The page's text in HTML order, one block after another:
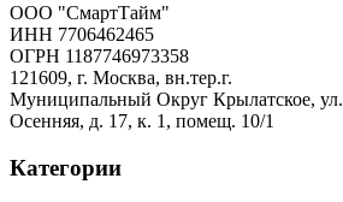
ООО "СмартТайм"
ИНН 7706462465
ОГРН 1187746973358
121609, г. Москва, вн.тер.г.
Муниципальный Округ Крылатское, ул.
Осенняя, д. 17, к. 1, помещ. 10/1
Категории